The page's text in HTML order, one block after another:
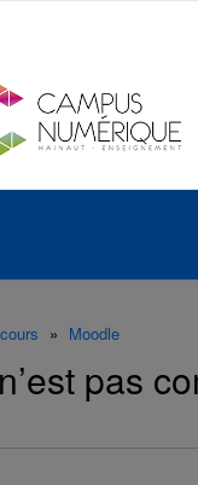
» Moodle
pas